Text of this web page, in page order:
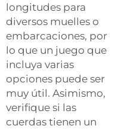
longitudes para
diversos muelles o
embarcaciones, por
lo que un juego que
incluya varias
opciones puede ser
muy útil. Asimismo,
verifique si las
cuerdas tienen un